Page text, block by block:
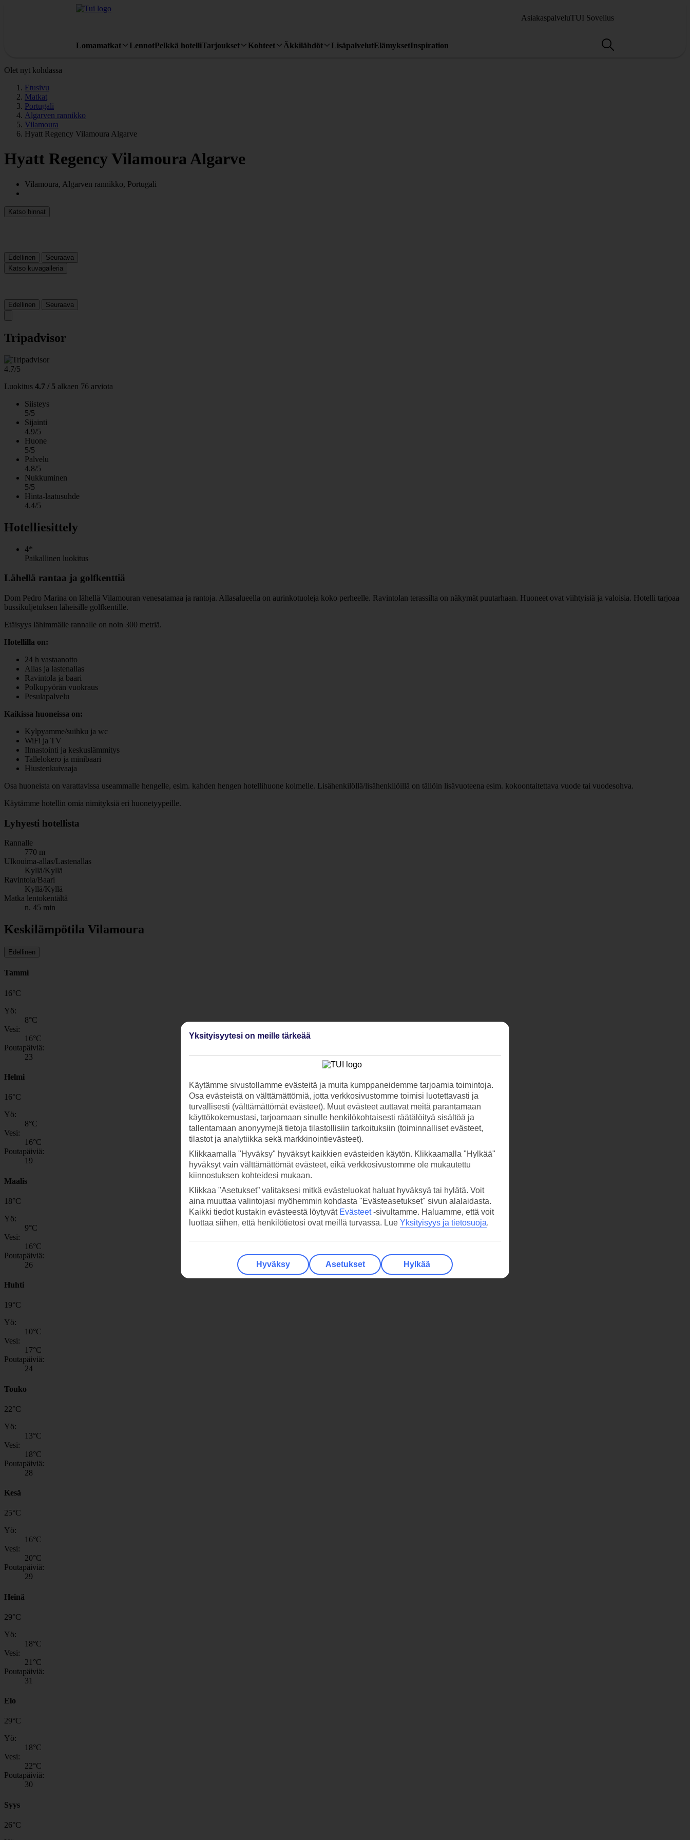
AsiakaspalveluTUI Sovellus
Lomamatkat LennotPelkkä hotelliTarjoukset Kohteet Äkkilähdöt LisäpalvelutElämyksetInspiration
Olet nyt kohdassa
Etusivu
Matkat
Portugali
Algarven rannikko
Vilamoura
Hyatt Regency Vilamoura Algarve
Hyatt Regency Vilamoura Algarve
Vilamoura, Algarven rannikko, Portugali
Katso hinnat
Edellinen
Seuraava
Katso kuvagalleria
Edellinen Seuraava
Tripadvisor
4.7/5
Luokitus 4.7 / 5 alkaen 76 arviota
Siisteys
5/5
Sijainti
4.9/5
Huone
5/5
Palvelu
4.8/5
Nukkuminen
5/5
Hinta-laatusuhde
4.4/5
Hotelliesittely
4*
Paikallinen luokitus
Lähellä rantaa ja golfkenttiä
Dom Pedro Marina on lähellä Vilamouran venesatamaa ja rantoja. Allasalueella on aurinkotuoleja koko perheelle. Ravintolan terassilta on näkymät puutarhaan. Huoneet ovat viihtyisiä ja valoisia. Hotelli tarjoaa
bussikuljetuksen läheisille golfkentille.
Etäisyys lähimmälle rannalle on noin 300 metriä.
Hotellilla on:
24 h vastaanotto
Allas ja lastenallas
Ravintola ja baari
Polkupyörän vuokraus
Pesulapalvelu
Kaikissa huoneissa on:
Kylpyamme/suihku ja wc
WiFi ja TV
Ilmastointi ja keskuslämmitys
Tallelokero ja minibaari
Hiustenkuivaaja
Osa huoneista on varattavissa useammalle hengelle, esim. kahden hengen hotellihuone kolmelle. Lisähenkilöllä/lisähenkilöillä on tällöin lisävuoteena esim. kokoontaitettava vuode tai vuodesohva.
Käytämme hotellin omia nimityksiä eri huonetyypeille.
Lyhyesti hotellista
Rannalle
770 m
Ulkouima-allas/Lastenallas
Kyllä/Kyllä
Ravintola/Baari
Kyllä/Kyllä
Matka lentokentältä
n. 45 min
Keskilämpötila Vilamoura
Edellinen
Tammi
16°C
Yö:
8°C
Vesi:
16°C
Poutapäiviä:
23
Helmi
16°C
Yö:
8°C
Vesi:
16°C
Poutapäiviä:
19
Maalis
18°C
Yö:
9°C
Vesi:
16°C
Poutapäiviä:
26
Huhti
19°C
Yö:
10°C
Vesi:
17°C
Poutapäiviä:
24
Touko
22°C
Yö:
13°C
Vesi:
18°C
Poutapäiviä:
28
Kesä
25°C
Yö:
16°C
Vesi:
20°C
Poutapäiviä:
29
Heinä
29°C
Yö:
18°C
Vesi:
21 °C
Poutapäiviä:
31
Elo
29°C
Yö:
18°C
Vesi:
22°C
Poutapäiviä:
30
Syys
26°C
Yksityisyytesi on meille tärkeää
Käytämme sivustollamme evästeitä ja muita kumppaneidemme tarjoamia toimintoja.
Osa evästeistä on välttämättömiä, jotta verkkosivustomme toimisi luotettavasti ja
turvallisesti (välttämättömät evästeet). Muut evästeet auttavat meitä parantamaan
käyttökokemustasi, tarjoamaan sinulle henkilökohtaisesti räätälöityä sisältöä ja
tallentamaan anonyymejä tietoja tilastollisiin tarkoituksiin (toiminnalliset evästeet,
tilastot ja analytiikka sekä markkinointievästeet).
Klikkaamalla "Hyväksy" hyväksyt kaikkien evästeiden käytön. Klikkaamalla "Hylkää"
hyväksyt vain välttämättömät evästeet, eikä verkkosivustomme ole mukautettu
kiinnostuksen kohteidesi mukaan.
Klikkaa "Asetukset” valitaksesi mitkä evästeluokat haluat hyväksyä tai hylätä. Voit
aina muuttaa valintojasi myöhemmin kohdasta "Evästeasetukset" sivun alalaidasta.
Kaikki tiedot kustakin evästeestä löytyvät Evästeet-sivultamme. Haluamme, että voit
luottaa siihen, että henkilötietosi ovat meillä turvassa. Lue Yksityisyys ja tietosuoja.
Hyväksy Asetukset Hylkää